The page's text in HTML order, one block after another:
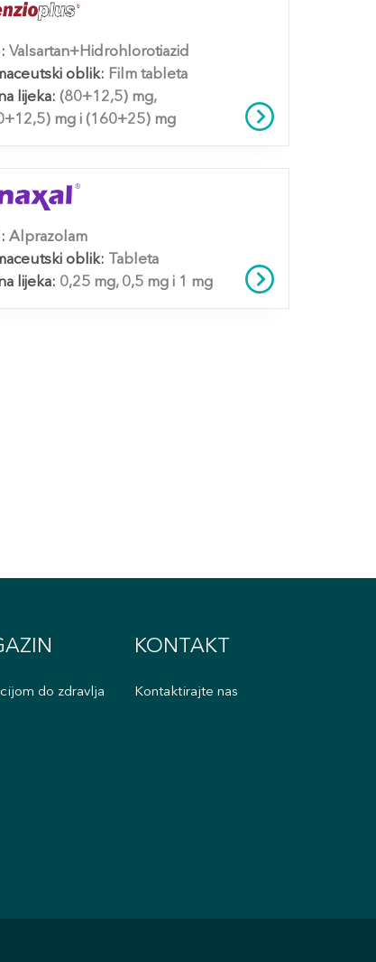
Valsartan+Hidrohlorotiazid
oblik: Film tableta
lijeka: (80+12,5) mg,
mg i (160+25) mg
Alprazolam
oblik:
Tableta
lijeka: 0,25 mg, 0,5 mg i 1 mg
do zdravlja
KONTAKT
Kontaktirajte nas